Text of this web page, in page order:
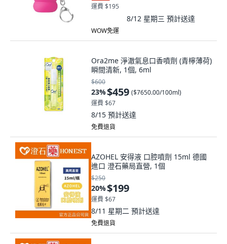
運費 $195
8/12 星期三 預計送達
WOW免運
Ora2me 淨澈氣息口香噴劑 (青檸薄荷)
瞬間清新, 1個, 6ml
$600
23%$459 ($7650.00/100ml)
運費 $67
8/15 預計送達
免費退貨
AZOHEL 安得液 口腔噴劑 15ml 德國
進口 澄石藥局直營, 1個
$250
20%$199
運費 $67
8/11 星期二 預計送達
免費退貨